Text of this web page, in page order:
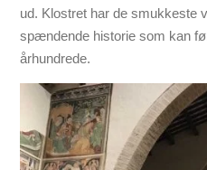
ud. Klostret har de smukkeste
spændende historie som kan
århundrede.